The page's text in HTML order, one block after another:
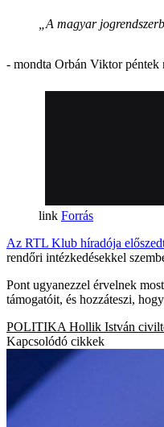
„A magyar
- mondta Orbán Viktor péntek
Forrás
Az RTL Klub híradója
rendőri intézkedésekkel
Pont ugyanezzel érvelnek
támogatóit, és hozzáteszi,
POLITIKA Hollik István
Kapcsolódó cikkek